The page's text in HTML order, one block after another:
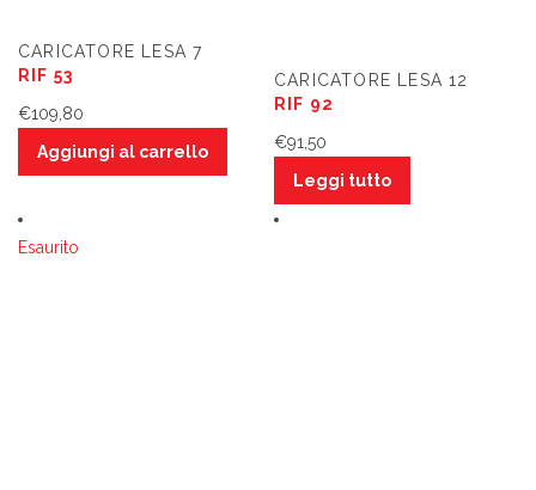
CARICATORE LESA 7
RIF 53
€109,80
Aggiungi al carrello
CARICATORE LESA 12
RIF 92
€91,50
Leggi tutto
Esaurito